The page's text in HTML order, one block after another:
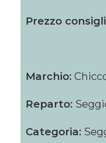
Prezzo
Marchio:
Reparto:
Categoria: